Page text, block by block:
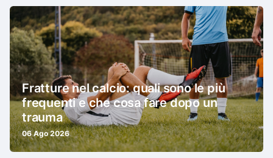
Fratture nel calcio: quali sono le più
frequenti e che cosa fare dopo un
trauma
06 Ago 2026